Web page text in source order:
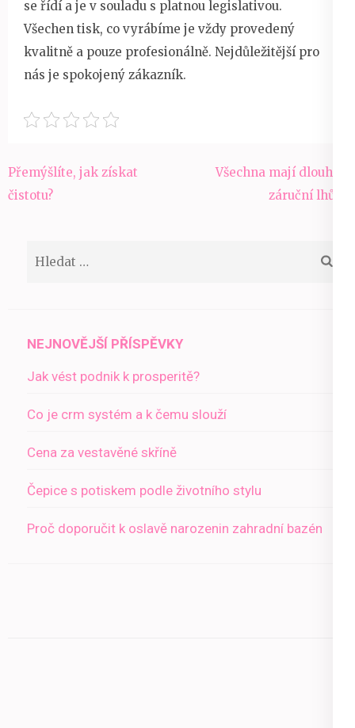
se řídí a je v souladu s platnou legislativou.
Všechen tisk, co vyrábíme je vždy provedený
kvalitně a pouze profesionálně. Nejdůležitější pro
nás je spokojený zákazník.
Navigace
pro
Přemýšlíte, jak získat
čistotu?
Všechna mají dlouhou
záruční lhůtu
NEJNOVĚJŠÍ PŘÍSPĚVKY
Jak vést podnik k prosperitě?
Co je crm systém a k čemu slouží
Cena za vestavěné skříně
Čepice s potiskem podle životního stylu
Proč doporučit k oslavě narozenin zahradní bazén